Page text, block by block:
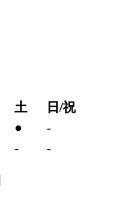
土
日/祝
●
-
- -